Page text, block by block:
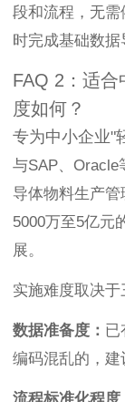
段和流程，无
时完成基础数据
FAQ 2：适
度如何？
专为中小企业"
与SAP、Oracle
导体物料生产
5000万至5亿元
展。
实施难度取决于
数据准备度： 已
编码混乱的，建